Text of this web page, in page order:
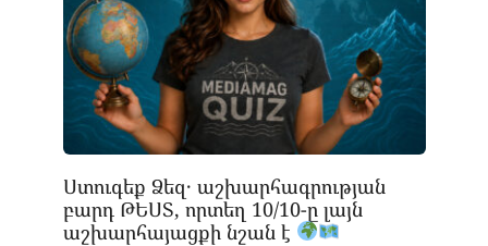
Ստուգեք Ձեզ․ աշխարհագրության
բարդ ԹԵՍՏ, որտեղ 10/10-ը լայն
աշխարհայացքի նշան է